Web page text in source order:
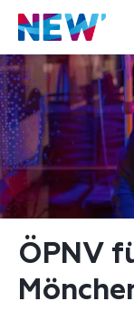
ÖPNV